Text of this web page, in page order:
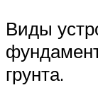
Виды
грунта.